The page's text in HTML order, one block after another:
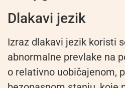
Dlakavi jezik
Izraz dlakavi jezik koristi
abnormalne prevlake na
o relativno uobičajenom,